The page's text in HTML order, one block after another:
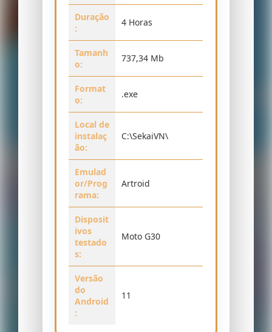
Duração
:
4 Horas
Tamanh
o:
737,34 Mb
Format
o:
.exe
Local de
instalaç
ão:
C:\SekaiVN\
Emulad
or/Prog
rama:
Artroid
Disposit
ivos
testado
s:
Moto G30
Versão
do
Android
:
11